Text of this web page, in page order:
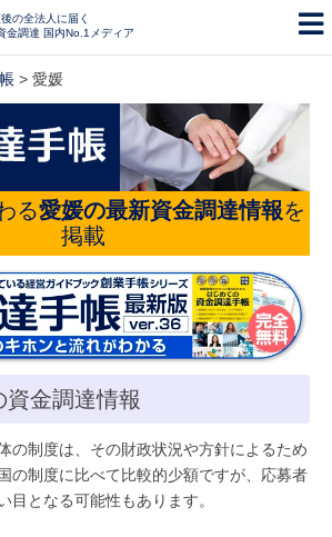
の全法人に届く
金調達 国内No.1メディア
> 愛媛
る愛媛の最新資金調達情報を
掲載
資金調達情報
の制度は、その財政状況や方針によるため
の制度に比べて比較的少額ですが、応募者
目となる可能性もあります。